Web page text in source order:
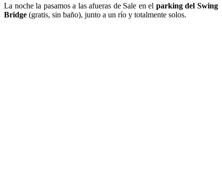
La noche la pasamos a las afueras de Sale en el parking del Swing
Bridge (gratis, sin baño), junto a un río y totalmente solos.